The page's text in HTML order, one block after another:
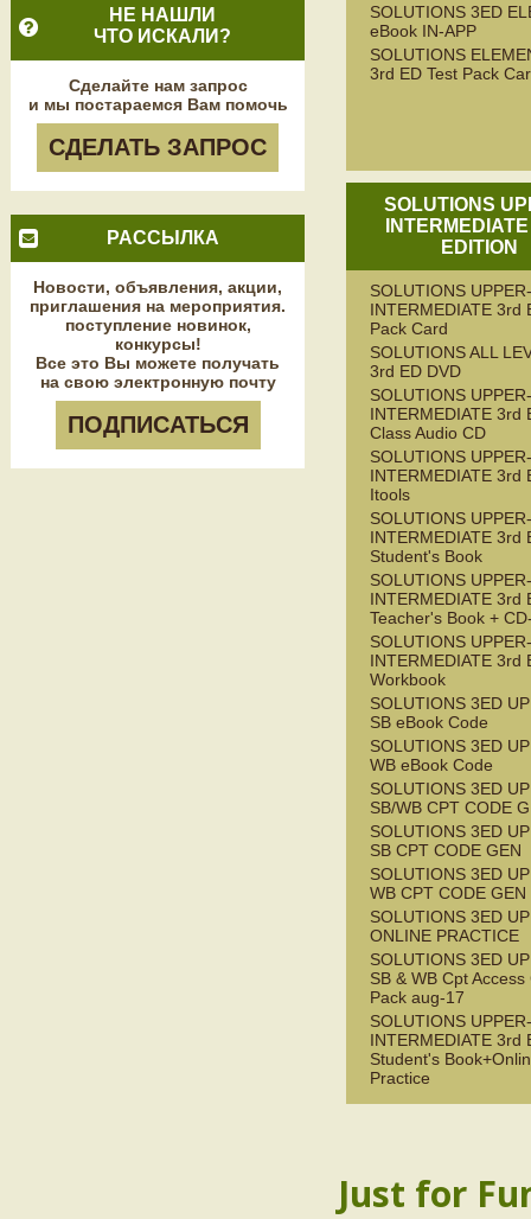
НЕ НАШЛИ
ЧТО ИСКАЛИ?
Сделайте нам запрос
и мы постараемся Вам помочь
СДЕЛАТЬ ЗАПРОС
РАССЫЛКА
Новости, объявления, акции,
приглашения на мероприятия.
поступление новинок,
конкурсы!
Все это Вы можете получать
на свою электронную почту
ПОДПИСАТЬСЯ
SOLUTIONS 3ED
eBook IN-APP
SOLUTIONS
3rd ED Test Pack
SOLUTIONS
EDITION
SOLUTIONS UPPER-
INTERMEDIATE 3rd
Pack Card
SOLUTIONS ALL
3rd ED DVD
SOLUTIONS UPPER-
INTERMEDIATE 3rd
Class Audio CD
SOLUTIONS UPPER-
INTERMEDIATE 3rd
Itools
SOLUTIONS UPPER-
INTERMEDIATE 3rd
Student's Book
SOLUTIONS UPPER-
INTERMEDIATE 3rd
Teacher's Book +
SOLUTIONS UPPER-
INTERMEDIATE 3rd
Workbook
SOLUTIONS 3ED
SB eBook Code
SOLUTIONS 3ED
WB eBook Code
SOLUTIONS 3ED
SB/WB CPT CODE
SOLUTIONS 3ED
SB CPT CODE GEN
SOLUTIONS 3ED
WB CPT CODE GEN
SOLUTIONS 3ED
ONLINE PRACTICE
SOLUTIONS 3ED
SB & WB Cpt Access
Pack aug-17
SOLUTIONS UPPER-
INTERMEDIATE 3rd
Student's
Practice
Just for